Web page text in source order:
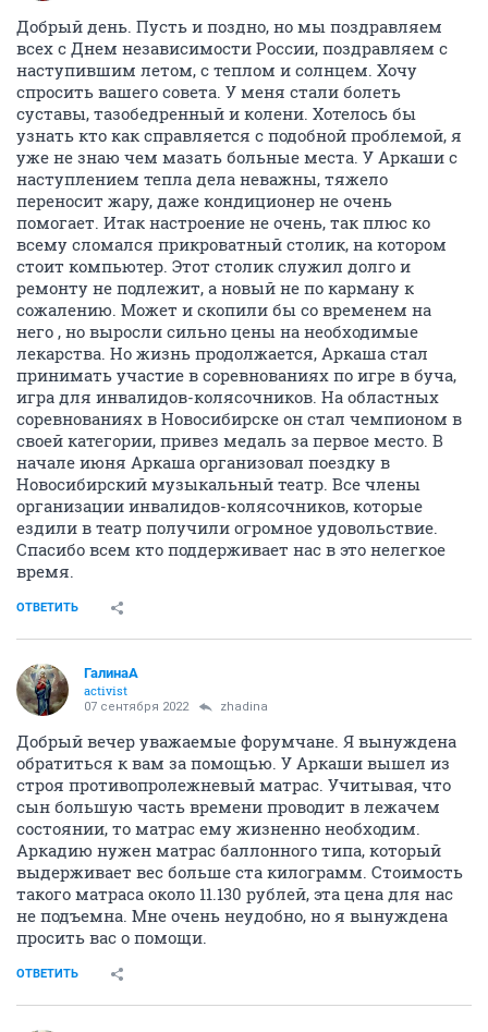
Добрый день. Пусть и поздно, но мы поздравляем
всех с Днем независимости России, поздравляем с
наступившим летом, с теплом и солнцем. Хочу
спросить вашего совета. У меня стали болеть
суставы, тазобедренный и колени. Хотелось бы
узнать кто как справляется с подобной проблемой, я
уже не знаю чем мазать больные места. У Аркаши с
наступлением тепла дела неважны, тяжело
переносит жару, даже кондиционер не очень
помогает. Итак настроение не очень, так плюс ко
всему сломался прикроватный столик, на котором
стоит компьютер. Этот столик служил долго и
ремонту не подлежит, а новый не по карману к
сожалению. Может и скопили бы со временем на
него , но выросли сильно цены на необходимые
лекарства. Но жизнь продолжается, Аркаша стал
принимать участие в соревнованиях по игре в буча,
игра для инвалидов-колясочников. На областных
соревнованиях в Новосибирске он стал чемпионом в
своей категории, привез медаль за первое место. В
начале июня Аркаша организовал поездку в
Новосибирский музыкальный театр. Все члены
организации инвалидов-колясочников, которые
ездили в театр получили огромное удовольствие.
Спасибо всем кто поддерживает нас в это нелегкое
время.
ОТВЕТИТЬ
ГалинаА
activist
07 сентября 2022 zhadina
Добрый вечер уважаемые форумчане. Я вынуждена
обратиться к вам за помощью. У Аркаши вышел из
строя противопролежневый матрас. Учитывая, что
сын большую часть времени проводит в лежачем
состоянии, то матрас ему жизненно необходим.
Аркадию нужен матрас баллонного типа, который
выдерживает вес больше ста килограмм. Стоимость
такого матраса около 11.130 рублей, эта цена для нас
не подъемна. Мне очень неудобно, но я вынуждена
просить вас о помощи.
ОТВЕТИТЬ